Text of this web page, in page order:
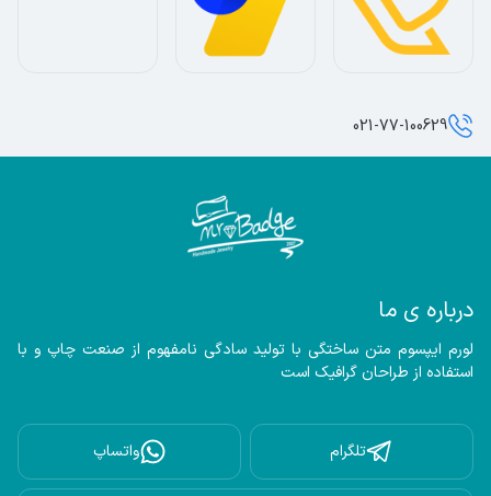
درباره ی ما
استفاده از طراحان گرافیک است
تلگرام واتساپ
021-77-100629